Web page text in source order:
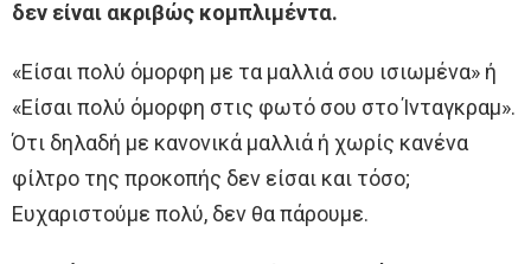
δεν είναι ακριβώς κομπλιμέντα.
«Είσαι πολύ όμορφη με τα μαλλιά σου ισιωμένα» ή
«Είσαι πολύ όμορφη στις φωτό σου στο Ίνταγκραμ».
Ότι δηλαδή με κανονικά μαλλιά ή χωρίς κανένα
φίλτρο της προκοπής δεν είσαι και τόσο;
Ευχαριστούμε πολύ, δεν θα πάρουμε.